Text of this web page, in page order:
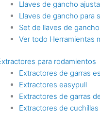
Llaves de gancho
Llaves de gancho para
Set de llaves de gancho
Ver todo Herramientas
para rodamientos
Extractores de garras
Extractores easypull
Extractores de garras
Extractores de cuchillas